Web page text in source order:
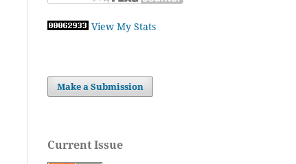
View My Stats
Make a Submission
Current Issue